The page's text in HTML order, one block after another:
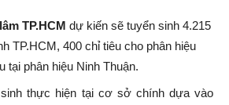
TP.HCM dự kiến sẽ tuyển sinh 4.215
TP.HCM, 400 chỉ tiêu cho phân hiệu
tại phân hiệu Ninh Thuận.
thực hiện tại cơ sở chính dựa vào